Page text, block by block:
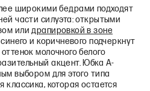
широкими бедрами подходят
части силуэта: открытыми
илидрапировкой в зоне
и коричневого подчеркнут
молочного белого
акцент. Юбка А-
выбором для этого типа
классика, которая остается